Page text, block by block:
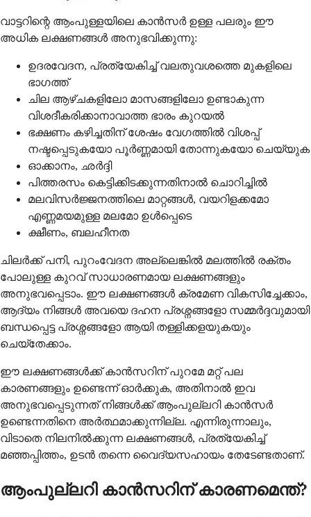
വാട്ടറിന്റെ ആംപുള്ളയിലെ കാൻസർ ഉള്ള പലരും ഈ
അധിക ലക്ഷണങ്ങൾ അനുഭവിക്കുന്നു:
ഉദരവേദന, പ്രത്യേകിച്ച് വലതുവശത്തെ മുകളിലെ
ഭാഗത്ത്
ചില ആഴ്ചകളിലോ മാസങ്ങളിലോ ഉണ്ടാകുന്ന
വിശദീകരിക്കാനാവാത്ത ഭാരം കുറയൽ
ഭക്ഷണം കഴിച്ചതിന് ശേഷം വേഗത്തിൽ വിശപ്പ്
നഷ്ടപ്പെടുകയോ പൂർണ്ണമായി തോന്നുകയോ ചെയ്യുക
ഓക്കാനം, ഛർദ്ദി
പിത്തരസം കെട്ടിക്കിടക്കുന്നതിനാൽ ചൊറിച്ചിൽ
മലവിസർജ്ജനത്തിലെ മാറ്റങ്ങൾ, വയറിളക്കമോ
എണ്ണമയമുള്ള മലമോ ഉൾപ്പെടെ
ക്ഷീണം, ബലഹീനത
ചിലർക്ക് പനി, പുറംവേദന അല്ലെങ്കിൽ മലത്തിൽ രക്തം
പോലുള്ള കുറവ് സാധാരണമായ ലക്ഷണങ്ങളും
അനുഭവപ്പെടാം. ഈ ലക്ഷണങ്ങൾ ക്രമേണ വികസിച്ചേക്കാം,
ആദ്യം നിങ്ങൾ അവയെ ദഹന പ്രശ്നങ്ങളോ സമ്മർദ്ദവുമായി
ബന്ധപ്പെട്ട പ്രശ്നങ്ങളോ ആയി തള്ളിക്കളയുകയും
ചെയ്തേക്കാം.
ഈ ലക്ഷണങ്ങള്‍ക്ക് കാന്‍സറിന് പുറമേ മറ്റ് പല
കാരണങ്ങളും ഉണ്ടെന്ന് ഓര്‍ക്കുക, അതിനാല്‍ ഇവ
അനുഭവപ്പെടുന്നത് നിങ്ങള്‍ക്ക് ആംപുല്ലറി കാന്‍സര്‍
ഉണ്ടെന്നതിനെ അര്‍ത്ഥമാക്കുന്നില്ല. എന്നിരുന്നാലും,
വിടാതെ നിലനില്‍ക്കുന്ന ലക്ഷണങ്ങള്‍, പ്രത്യേകിച്ച്
മഞ്ഞപ്പിത്തം, ഉടന്‍ തന്നെ വൈദ്യസഹായം തേടേണ്ടതാണ്.
ആംപുല്ലറി കാന്‍സറിന് കാരണമെന്ത്?